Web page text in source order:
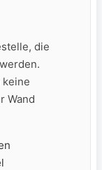
die
Wand